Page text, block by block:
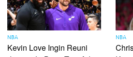
NBA
Kevin Love Ingin Reuni
NBA